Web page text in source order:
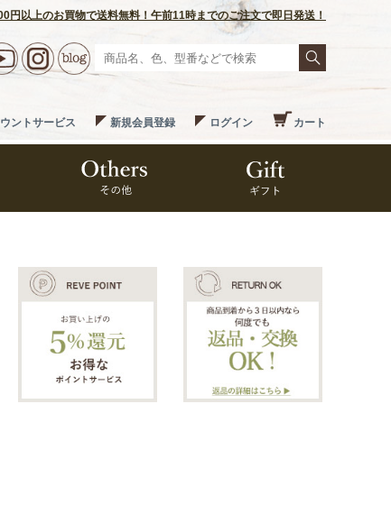
円以上のお買物で送料無料！午前11時までのご注文で即日発送！
ントサービス 新規会員登録 ログイン カート